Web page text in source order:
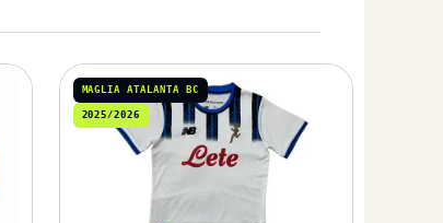
MAGLIA ATALANTA BC
2025/2026